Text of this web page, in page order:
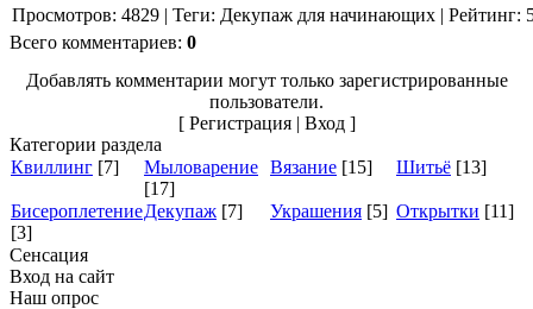
Просмотров: 4829 | Теги: Декупаж для начинающих | Рейтинг:
Всего комментариев: 0
Добавлять комментарии могут только зарегистрированные
пользователи.
[ Регистрация| Вход]
Категории раздела
Квиллинг [7]
Мыловарение
[17]
Вязание [15] Шитьё [13]
Бисероплетение
[3]
Декупаж [7] Украшения [5] Открытки [11]
Сенсация
Вход на сайт
Наш опрос